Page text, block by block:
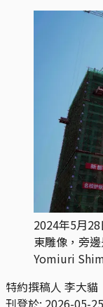
2024年5月
東雕像，旁
Yomiuri
特約撰稿人 李大貓
刊登於: 2026-05-25